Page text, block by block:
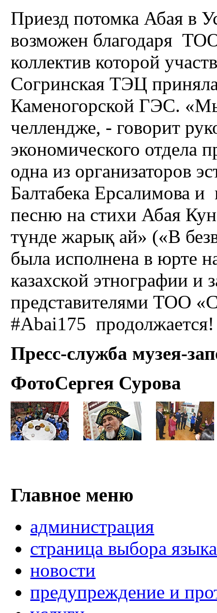
Приезд потомка Абая в
возможен благодаря
коллектив которой
Согринская ТЭЦ
Каменогорской ГЭС.
челлендже, - говорит
экономического отдела
одна из организаторов
Балтабека Ерсалимова
песню на стихи Абая
түнде жарық ай» («В
была исполнена в юрте
казахской этнографии и
представителями ТОО
#Abai175 продолжается!
Пресс-служба музея-
ФотоСергея Сурова
Главное меню
администрация
страница выбора языка
новости
предупреждение и